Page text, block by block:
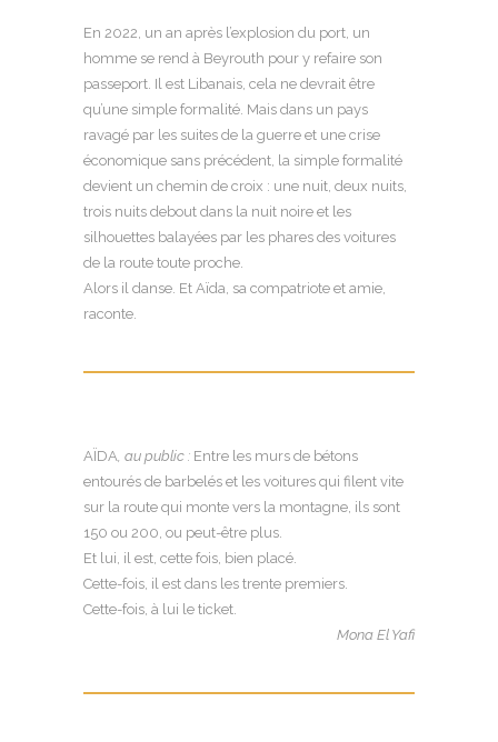
En 2022, un an après l’explosion du port, un
homme se rend à Beyrouth pour y refaire son
passeport. Il est Libanais, cela ne devrait être
qu’une simple formalité. Mais dans un pays
ravagé par les suites de la guerre et une crise
économique sans précédent, la simple formalité
devient un chemin de croix : une nuit, deux nuits,
trois nuits debout dans la nuit noire et les
silhouettes balayées par les phares des voitures
de la route toute proche.
Alors il danse. Et Aïda, sa compatriote et amie,
raconte.
AÏDA, au public : Entre les murs de bétons
entourés de barbelés et les voitures qui filent vite
sur la route qui monte vers la montagne, ils sont
150 ou 200, ou peut-être plus.
Et lui, il est, cette fois, bien placé.
Cette-fois, il est dans les trente premiers.
Cette-fois, à lui le ticket.
Mona El Yafi